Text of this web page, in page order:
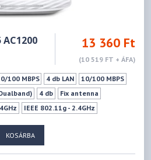
AC1200 13 360 Ft
(10 519 FT + ÁFA)
100 MBPS 4 db LAN
10/100 MBPS
4 db
Fix antenna
IEEE 802.11g - 2.4GHz
867Mbps
KOSÁRBA